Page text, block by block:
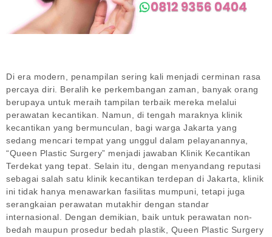
Di era modern, penampilan sering kali menjadi cerminan rasa
percaya diri. Beralih ke perkembangan zaman, banyak orang
berupaya untuk meraih tampilan terbaik mereka melalui
perawatan kecantikan. Namun, di tengah maraknya klinik
kecantikan yang bermunculan, bagi warga Jakarta yang
sedang mencari tempat yang unggul dalam pelayanannya,
“Queen Plastic Surgery” menjadi jawaban Klinik Kecantikan
Terdekat yang tepat. Selain itu, dengan menyandang reputasi
sebagai salah satu klinik kecantikan terdepan di Jakarta, klinik
ini tidak hanya menawarkan fasilitas mumpuni, tetapi juga
serangkaian perawatan mutakhir dengan standar
internasional. Dengan demikian, baik untuk perawatan non-
bedah maupun prosedur bedah plastik, Queen Plastic Surgery